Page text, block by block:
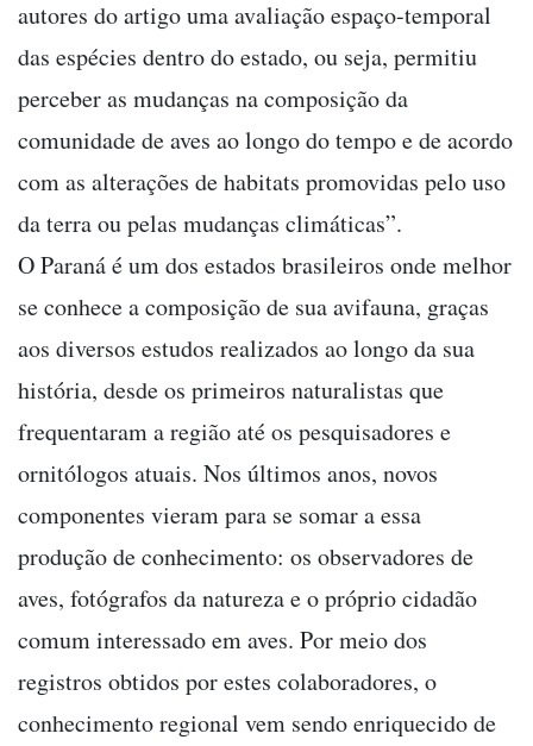
autores do artigo uma avaliação espaço-temporal
das espécies dentro do estado, ou seja, permitiu
perceber as mudanças na composição da
comunidade de aves ao longo do tempo e de acordo
com as alterações de habitats promovidas pelo uso
da terra ou pelas mudanças climáticas”.
O Paraná é um dos estados brasileiros onde melhor
se conhece a composição de sua avifauna, graças
aos diversos estudos realizados ao longo da sua
história, desde os primeiros naturalistas que
frequentaram a região até os pesquisadores e
ornitólogos atuais. Nos últimos anos, novos
componentes vieram para se somar a essa
produção de conhecimento: os observadores de
aves, fotógrafos da natureza e o próprio cidadão
comum interessado em aves. Por meio dos
registros obtidos por estes colaboradores, o
conhecimento regional vem sendo enriquecido de